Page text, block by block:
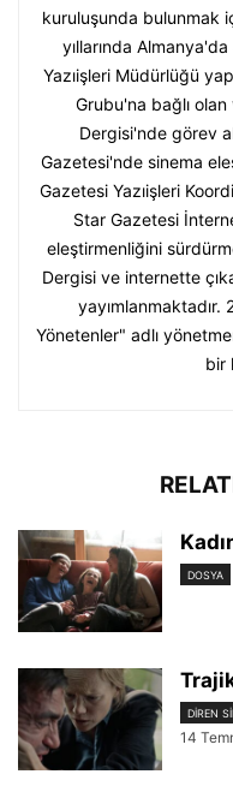
kuruluşunda bulunmak
yıllarında
Yazıişleri Müdürlüğü
Grubu'na bağlı
Dergisi'nde görev
Gazetesi'nde sinema
Gazetesi Yazıişleri
Star Gazetesi
eleştirmenliğini
Dergisi ve internette
yayımlanmaktadır.
Yönetenler" adlı
bir
DOSYA
DIREN
14